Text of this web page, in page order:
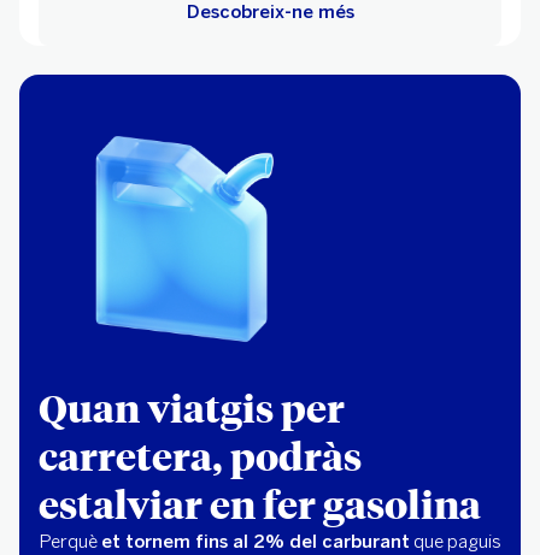
Descobreix-ne més
Quan viatgis per
carretera, podràs
estalviar en fer gasolina
Perquè et tornem fins al 2% del carburant que paguis